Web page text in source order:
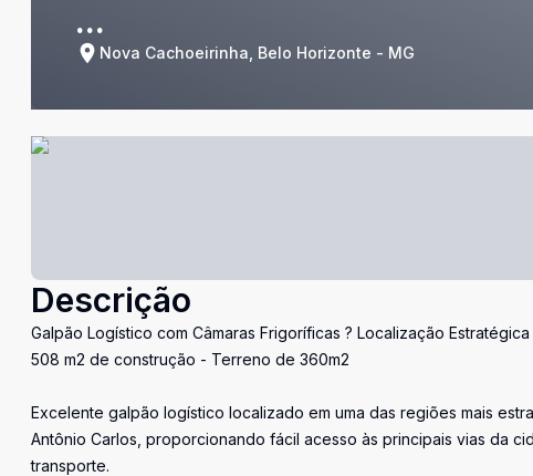
...
Nova Cachoeirinha, Belo Horizonte - MG
Descrição
Galpão Logístico com Câmaras Frigoríficas ? Localização Estratégica
508 m2 de construção - Terreno de 360m2
Excelente galpão logístico localizado em uma das regiões mais
Antônio Carlos, proporcionando fácil acesso às principais vias da
transporte.